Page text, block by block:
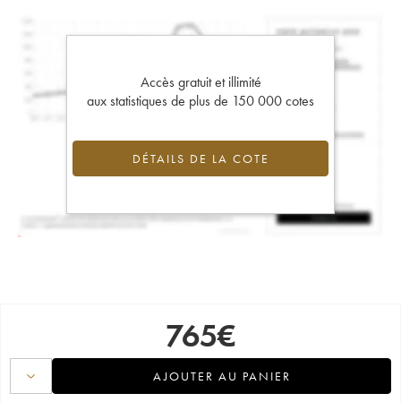
Accès gratuit et illimité
aux statistiques de plus de 150 000 cotes
DÉTAILS DE LA COTE
765€
AJOUTER AU PANIER